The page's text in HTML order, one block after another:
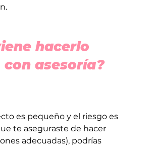
hacerlo
con asesoría?
es pequeño y el riesgo es
te aseguraste de hacer
adecuadas), podrías